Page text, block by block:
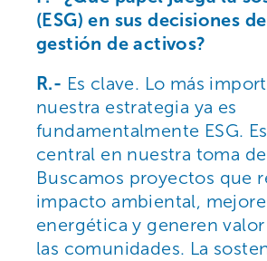
(ESG) en sus decisiones
gestión de activos?
R.- Es clave. Lo más
nuestra estrategia ya es
fundamentalmente ESG.
central en nuestra toma
Buscamos proyectos que
impacto ambiental,
energética y generen
las comunidades. La